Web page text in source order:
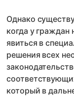
Однако
когда у
явиться в
решения всех
который в